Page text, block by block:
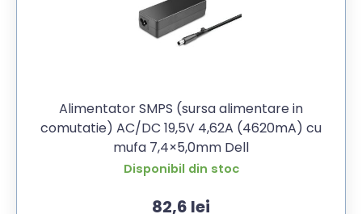
Alimentator SMPS (sursa alimentare in
comutatie) AC/DC 19,5V 4,62A (4620mA) cu
mufa 7,4×5,0mm Dell
Disponibil din stoc
82,6 lei